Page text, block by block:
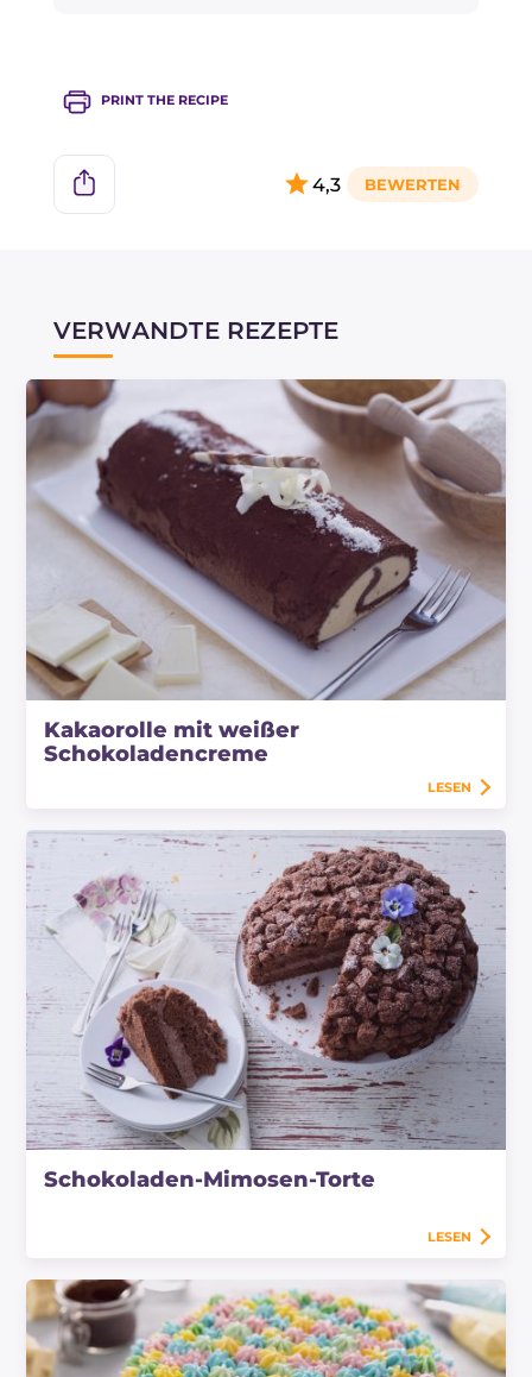
PRINT THE RECIPE
4,3
VERWANDTE REZEPTE
Kakaorolle mit weißer
Schokoladencreme
LESEN
Schokoladen-Mimosen-Torte
LESEN